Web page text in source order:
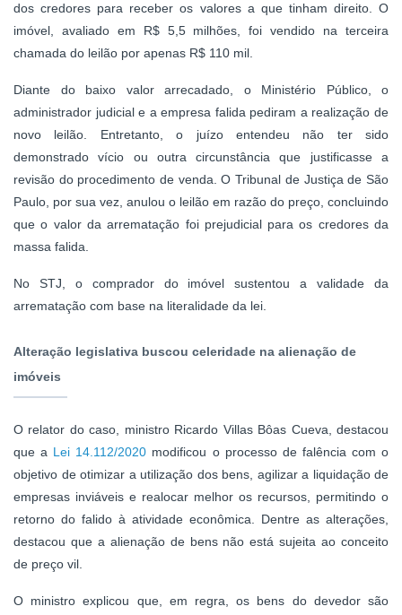
dos credores para receber os valores a que tinham direito. O
imóvel, avaliado em R$ 5,5 milhões, foi vendido na terceira
chamada do leilão por apenas R$ 110 mil.
Diante do baixo valor arrecadado, o Ministério Público, o
administrador judicial e a empresa falida pediram a realização de
novo leilão. Entretanto, o juízo entendeu não ter sido
demonstrado vício ou outra circunstância que justificasse a
revisão do procedimento de venda. O Tribunal de Justiça de São
Paulo, por sua vez, anulou o leilão em razão do preço, concluindo
que o valor da arrematação foi prejudicial para os credores da
massa falida.
No STJ, o comprador do imóvel sustentou a validade da
arrematação com base na literalidade da lei.
Alteração legislativa buscou celeridade na alienação de
imóveis
O relator do caso, ministro Ricardo Villas Bôas Cueva, destacou
que a Lei 14.112/2020 modificou o processo de falência com o
objetivo de otimizar a utilização dos bens, agilizar a liquidação de
empresas inviáveis e realocar melhor os recursos, permitindo o
retorno do falido à atividade econômica. Dentre as alterações,
destacou que a alienação de bens não está sujeita ao conceito
de preço vil.
O ministro explicou que, em regra, os bens do devedor são